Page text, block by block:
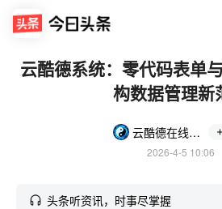
云酷德系统：零代码表单
构数据管理新
云酷德在线建站
2026-4-5 10:06
头条听资讯，时事尽掌握